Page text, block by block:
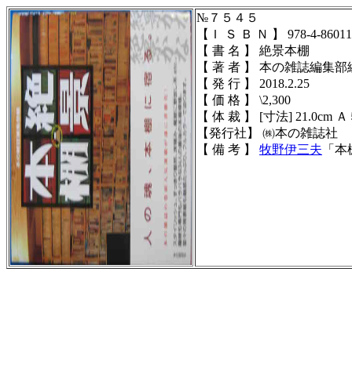
№７５４５
【Ｉ Ｓ Ｂ Ｎ 】
978-4-
【 書 名 】 絶景本棚
【 著 者 】 本の雑誌編集部
【 発 行 】 2018.2.25
【 価 格 】 \2,300
【 体 裁 】
[寸法] 21.0cm
【発行社】 ㈱本の雑誌社
【 備 考 】 牧野伊三夫 「